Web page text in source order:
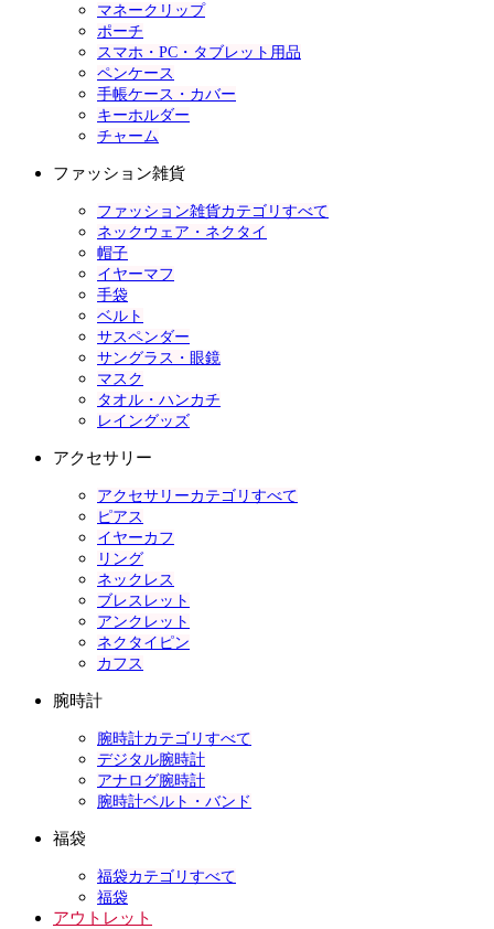
マネークリップ
ポーチ
スマホ・PC・タブレット用品
ペンケース
手帳ケース・カバー
キーホルダー
チャーム
ファッション雑貨
ファッション雑貨カテゴリすべて
ネックウェア・ネクタイ
帽子
イヤーマフ
手袋
ベルト
サスペンダー
サングラス・眼鏡
マスク
タオル・ハンカチ
レイングッズ
アクセサリー
アクセサリーカテゴリすべて
ピアス
イヤーカフ
リング
ネックレス
ブレスレット
アンクレット
ネクタイピン
カフス
腕時計
腕時計カテゴリすべて
デジタル腕時計
アナログ腕時計
腕時計ベルト・バンド
福袋
福袋カテゴリすべて
福袋
アウトレット